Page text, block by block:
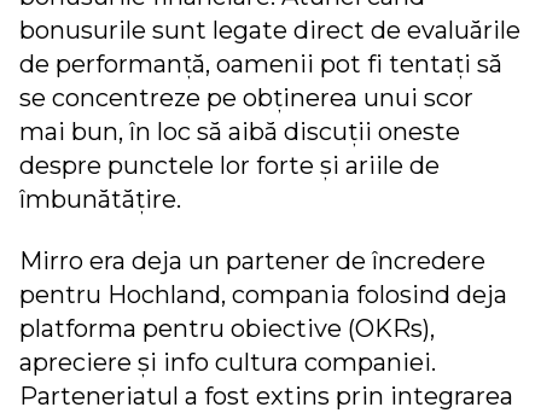
bonusurile sunt legate direct de evaluările
de performanță, oamenii pot fi tentați să
se concentreze pe obținerea unui scor
mai bun, în loc să aibă discuții oneste
despre punctele lor forte și ariile de
îmbunătățire.
Mirro era deja un partener de încredere
pentru Hochland, compania folosind deja
platforma pentru obiective (OKRs),
apreciere și info cultura companiei.
Parteneriatul a fost extins prin integrarea